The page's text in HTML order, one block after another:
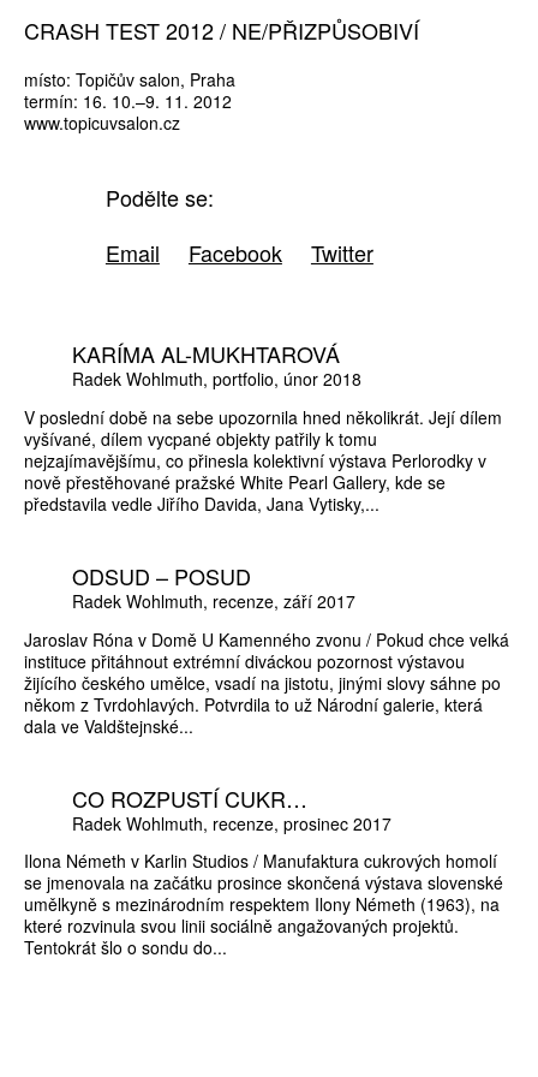
CRASH TEST 2012 / NE/PŘIZPŮSOBIVÍ
místo: Topičův salon, Praha
termín: 16. 10.–9. 11. 2012
www.topicuvsalon.cz
Podělte se:
Email
Facebook Twitter
KARÍMA AL-MUKHTAROVÁ
Radek Wohlmuth portfolio únor 2018
V poslední době na sebe upozornila hned několikrát. Její dílem
vyšívané, dílem vycpané objekty patřily k tomu
nejzajímavějšímu, co přinesla kolektivní výstava Perlorodky v
nově přestěhované pražské White Pearl Gallery, kde se
představila vedle Jiřího Davida, Jana Vytisky,...
ODSUD – POSUD
Radek Wohlmuth recenze září 2017
Jaroslav Róna v Domě U Kamenného zvonu / Pokud chce velká
instituce přitáhnout extrémní diváckou pozornost výstavou
žijícího českého umělce, vsadí na jistotu, jinými slovy sáhne po
někom z Tvrdohlavých. Potvrdila to už Národní galerie, která
dala ve Valdštejnské...
CO ROZPUSTÍ CUKR…
Radek Wohlmuth recenze prosinec 2017
Ilona Németh v Karlin Studios / Manufaktura cukrových homolí
se jmenovala na začátku prosince skončená výstava slovenské
umělkyně s mezinárodním respektem Ilony Németh (1963), na
které rozvinula svou linii sociálně angažovaných projektů.
Tentokrát šlo o sondu do...